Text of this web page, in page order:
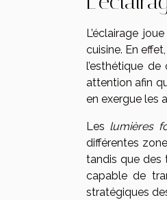
L’éclairage
cuisine. En
l’esthétique
attention afin
en exergue les
Les lumières
différentes
tandis que des
capable de
stratégiques